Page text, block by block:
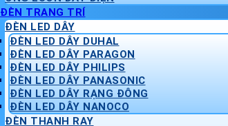
ĐÈN TRANG TRÍ
ĐÈN LED DÂY
ĐÈN LED DÂY DUHAL
ĐÈN LED DÂY PARAGON
ĐÈN LED DÂY PHILIPS
ĐÈN LED DÂY PANASONIC
ĐÈN LED DÂY RẠNG ĐÔNG
ĐÈN LED DÂY NANOCO
ĐÈN THANH RAY